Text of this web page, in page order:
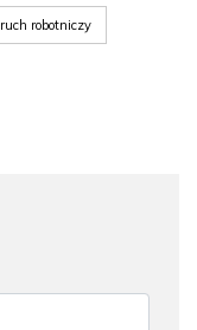
ruch robotniczy